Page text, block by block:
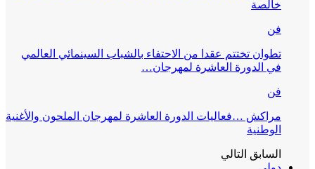
خالصة
تطوان تختتم عقدا من الاحتفاء بالشباب السينمائي العالمي
في الدورة العاشرة لمهرجان…
مراكش …فعاليات الدورة العاشرة لمهرجان الملحون والأغنية
الوطنية
السابقالتالي